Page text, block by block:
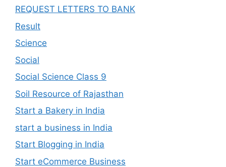
REQUEST LETTERS TO BANK
Result
Science
Social
Social Science Class 9
Soil Resource of Rajasthan
Start a Bakery in India
start a business in India
Start Blogging in India
Start eCommerce Business